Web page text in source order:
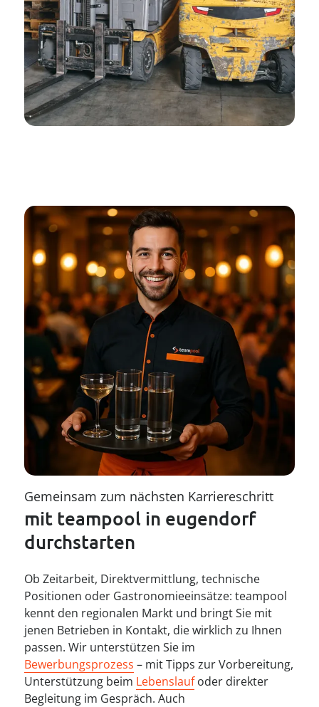
Gemeinsam zum nächsten Karriereschritt
mit teampool in eugendorf
durchstarten
Ob Zeitarbeit, Direktvermittlung, technische
Positionen oder Gastronomieeinsätze: teampool
kennt den regionalen Markt und bringt Sie mit
jenen Betrieben in Kontakt, die wirklich zu Ihnen
passen. Wir unterstützen Sie im
Bewerbungsprozess – mit Tipps zur Vorbereitung,
Unterstützung beim Lebenslaufoder direkter
Begleitung im Gespräch. Auch